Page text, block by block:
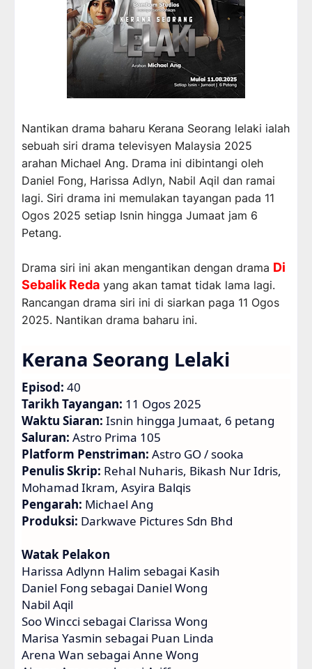
Nantikan drama baharu Kerana Seorang lelaki ialah
sebuah siri drama televisyen Malaysia 2025
arahan Michael Ang. Drama ini dibintangi oleh
Daniel Fong, Harissa Adlyn, Nabil Aqil dan ramai
lagi. Siri drama ini memulakan tayangan pada 11
Ogos 2025 setiap Isnin hingga Jumaat jam 6
Petang.
Drama siri ini akan mengantikan dengan drama Di
Sebalik Reda yang akan tamat tidak lama lagi.
Rancangan drama siri ini di siarkan paga 11 Ogos
2025. Nantikan drama baharu ini.
Kerana Seorang Lelaki
Episod: 40
Tarikh Tayangan: 11 Ogos 2025
Waktu Siaran: Isnin hingga Jumaat, 6 petang
Saluran: Astro Prima 105
Platform Penstriman: Astro GO / sooka
Penulis Skrip: Rehal Nuharis, Bikash Nur Idris,
Mohamad Ikram, Asyira Balqis
Pengarah: Michael Ang
Produksi: Darkwave Pictures Sdn Bhd
Watak Pelakon
Harissa Adlynn Halim sebagai Kasih
Daniel Fong sebagai Daniel Wong
Nabil Aqil
Soo Wincci sebagai Clarissa Wong
Marisa Yasmin sebagai Puan Linda
Arena Wan sebagai Anne Wong